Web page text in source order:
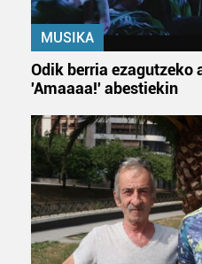
MUSIKA
Odik berria ezagutzeko
'Amaaaa!' abestiekin